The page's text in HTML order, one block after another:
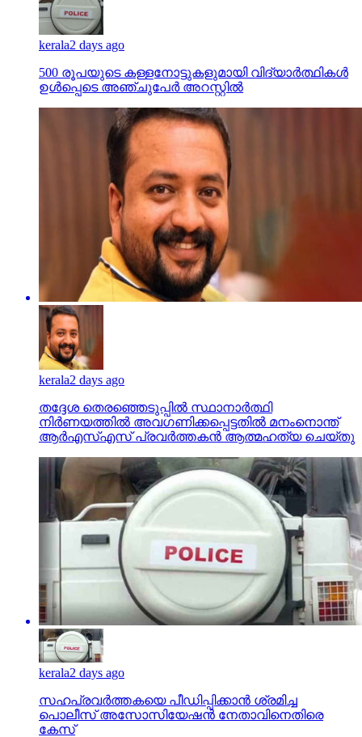
kerala2 days ago
500 രൂപയുടെ കള്ളനോട്ടുകളുമായി വിദ്യാര്‍ത്ഥികള്‍
ഉള്‍പ്പെടെ അഞ്ചുപേര്‍ അറസ്റ്റില്‍
kerala2 days ago
തദ്ദേശ തെരഞ്ഞെടുപ്പില്‍ സ്ഥാനാര്‍ത്ഥി
നിര്‍ണയത്തില്‍ അവഗണിക്കപ്പെട്ടതില്‍ മനംനൊന്ത്
ആര്‍എസ്എസ് പ്രവര്‍ത്തകന്‍ ആത്മഹത്യ ചെയ്തു
kerala2 days ago
സഹപ്രവര്‍ത്തകയെ പീഡിപ്പിക്കാന്‍ ശ്രമിച്ച
പൊലീസ് അസോസിയേഷന്‍ നേതാവിനെതിരെ
കേസ്